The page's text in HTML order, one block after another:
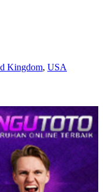
Kingdom, USA